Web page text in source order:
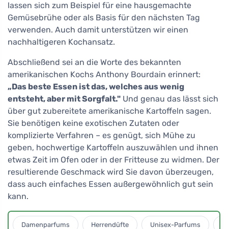
lassen sich zum Beispiel für eine hausgemachte
Gemüsebrühe oder als Basis für den nächsten Tag
verwenden. Auch damit unterstützen wir einen
nachhaltigeren Kochansatz.
Abschließend sei an die Worte des bekannten
amerikanischen Kochs Anthony Bourdain erinnert:
„Das beste Essen ist das, welches aus wenig
entsteht, aber mit Sorgfalt." Und genau das lässt sich
über gut zubereitete amerikanische Kartoffeln sagen.
Sie benötigen keine exotischen Zutaten oder
komplizierte Verfahren – es genügt, sich Mühe zu
geben, hochwertige Kartoffeln auszuwählen und ihnen
etwas Zeit im Ofen oder in der Fritteuse zu widmen. Der
resultierende Geschmack wird Sie davon überzeugen,
dass auch einfaches Essen außergewöhnlich gut sein
kann.
Damenparfums Herrendüfte Unisex-Parfums